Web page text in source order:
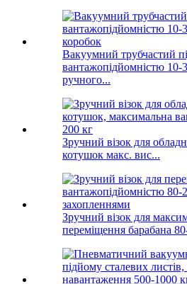
Вакуумний трубчастий
вантажопідйомністю 10-
ручного...
Зручний візок для
котушок макс. вис...
Зручний візок для
переміщення барабана